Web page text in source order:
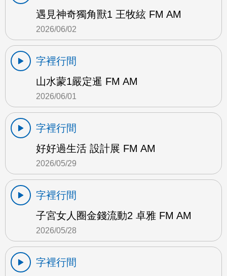
遇見神奇獨角獸1 王牧絃 FM AM
2026/06/02
字裡行間
山水蒙1嚴定暹 FM AM
2026/06/01
字裡行間
好好過生活 設計展 FM AM
2026/05/29
字裡行間
子宮女人圈金錢流動2 卓雅 FM AM
2026/05/28
字裡行間